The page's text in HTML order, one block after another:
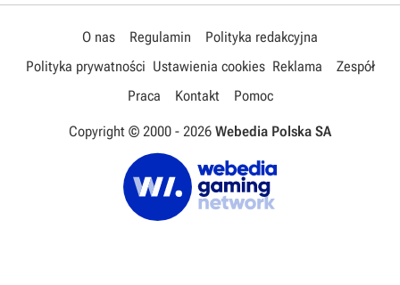
O nas Regulamin
Polityka redakcyjna
Polityka prywatności Ustawienia cookies Reklama
Zespół
Praca
Kontakt Pomoc
Copyright © 2000 - 2026 Webedia Polska SA